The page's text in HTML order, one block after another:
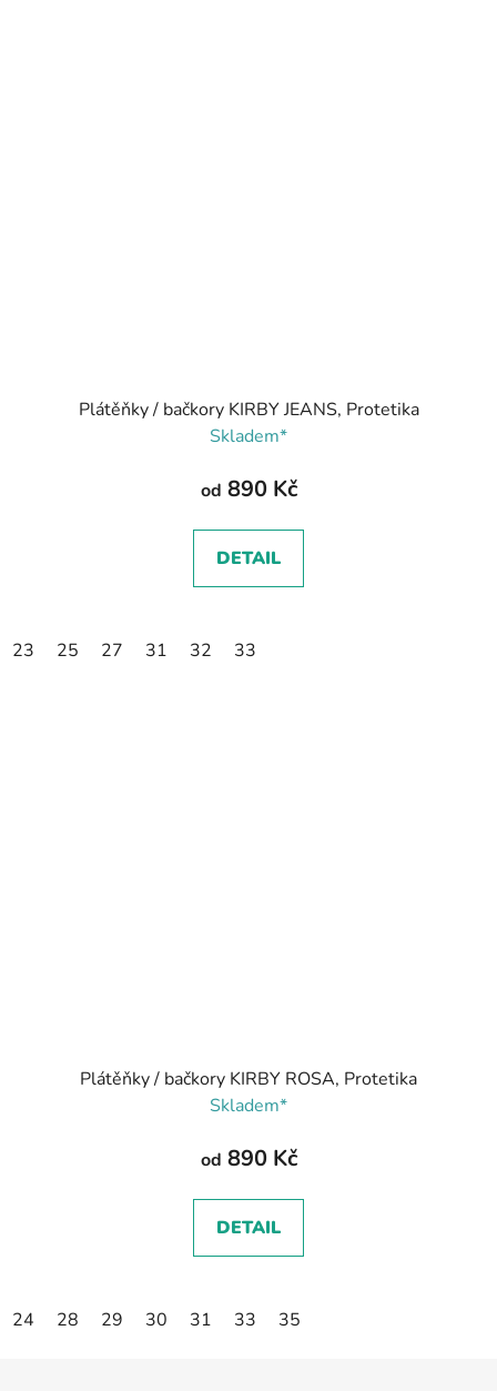
Plátěňky / bačkory KIRBY JEANS, Protetika
Skladem*
od 890 Kč
DETAIL
23 25 27 31 32 33
Plátěňky / bačkory KIRBY ROSA, Protetika
Skladem*
od 890 Kč
DETAIL
24 28 29 30 31 33 35